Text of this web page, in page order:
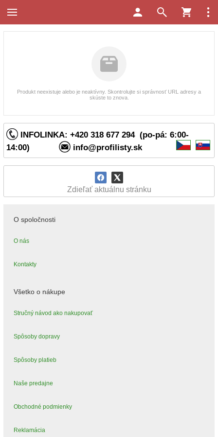
INFOLINKA: +420 318 677 294 (po-pá: 6:00-
14:00)
info@profilisty.sk
Zdieľať aktuálnu stránku
Produkt neexistuje alebo je neaktívny. Skontrolujte si správnosť URL adresy a
skúste to znova.
O spoločnosti
O nás
Kontakty
Všetko o nákupe
Stručný návod ako nakupovať
Spôsoby dopravy
Spôsoby platieb
Naše predajne
Obchodné podmienky
Reklamácia